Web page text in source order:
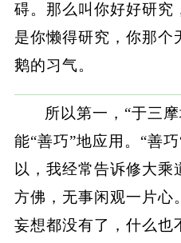
碍。那么叫你好好研究
是你懒得研究，你那个
鹅的习气。
所以第一，“于三
能“善巧”地应用。“善
以，我经常告诉修大乘
方佛，无事闲观一片心
妄想都没有了，什么也